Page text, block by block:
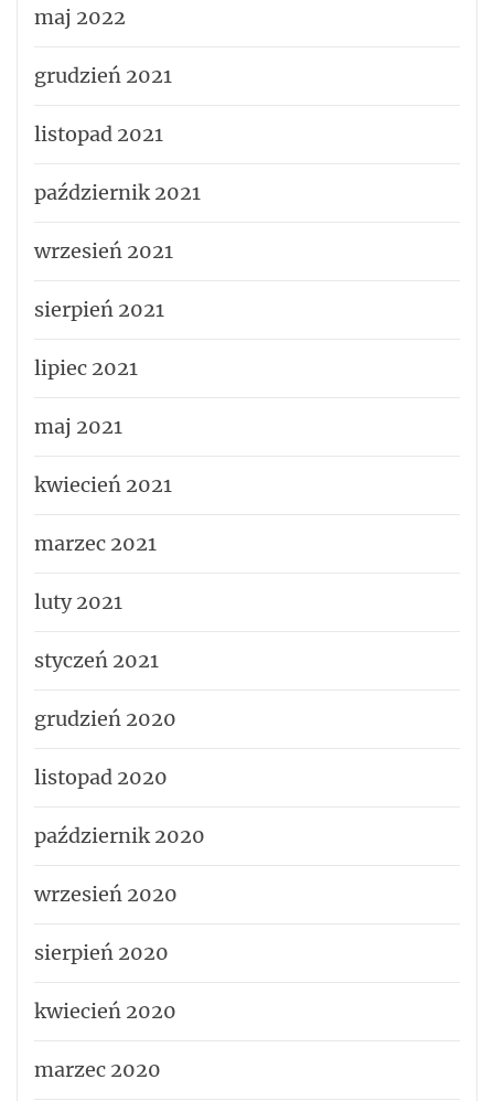
maj 2022
grudzień 2021
listopad 2021
październik 2021
wrzesień 2021
sierpień 2021
lipiec 2021
maj 2021
kwiecień 2021
marzec 2021
luty 2021
styczeń 2021
grudzień 2020
listopad 2020
październik 2020
wrzesień 2020
sierpień 2020
kwiecień 2020
marzec 2020